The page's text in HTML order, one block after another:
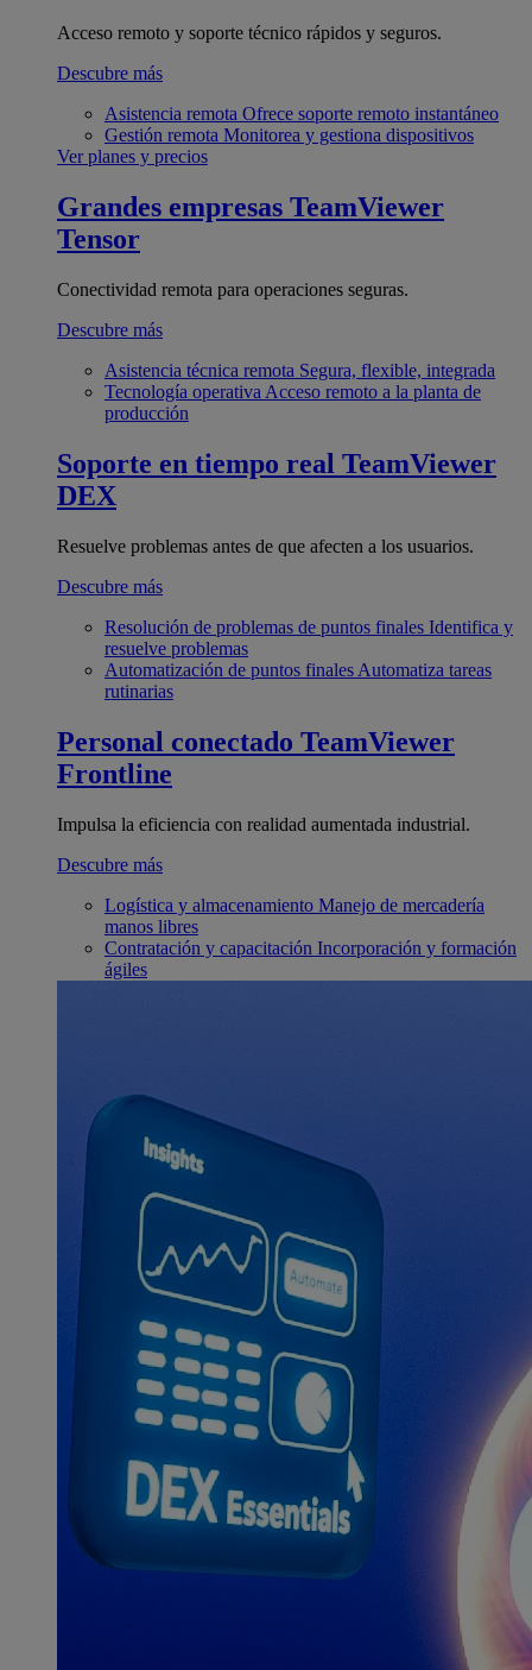
Acceso remoto y soporte técnico rápidos y seguros.
Descubre más
Asistencia remota Ofrece soporte remoto instantáneo
Gestión remota Monitorea y gestiona dispositivos
Ver planes y precios
Grandes empresas TeamViewer
Tensor
Conectividad remota para operaciones seguras.
Descubre más
Asistencia técnica remota Segura, flexible, integrada
Tecnología operativa Acceso remoto a la planta de
producción
Soporte en tiempo real TeamViewer
DEX
Resuelve problemas antes de que afecten a los usuarios.
Descubre más
Resolución de problemas de puntos finales Identifica y
resuelve problemas
Automatización de puntos finales Automatiza tareas
rutinarias
Personal conectado TeamViewer
Frontline
Impulsa la eficiencia con realidad aumentada industrial.
Descubre más
Logística y almacenamiento Manejo de mercadería
manos libres
Contratación y capacitación Incorporación y formación
ágiles